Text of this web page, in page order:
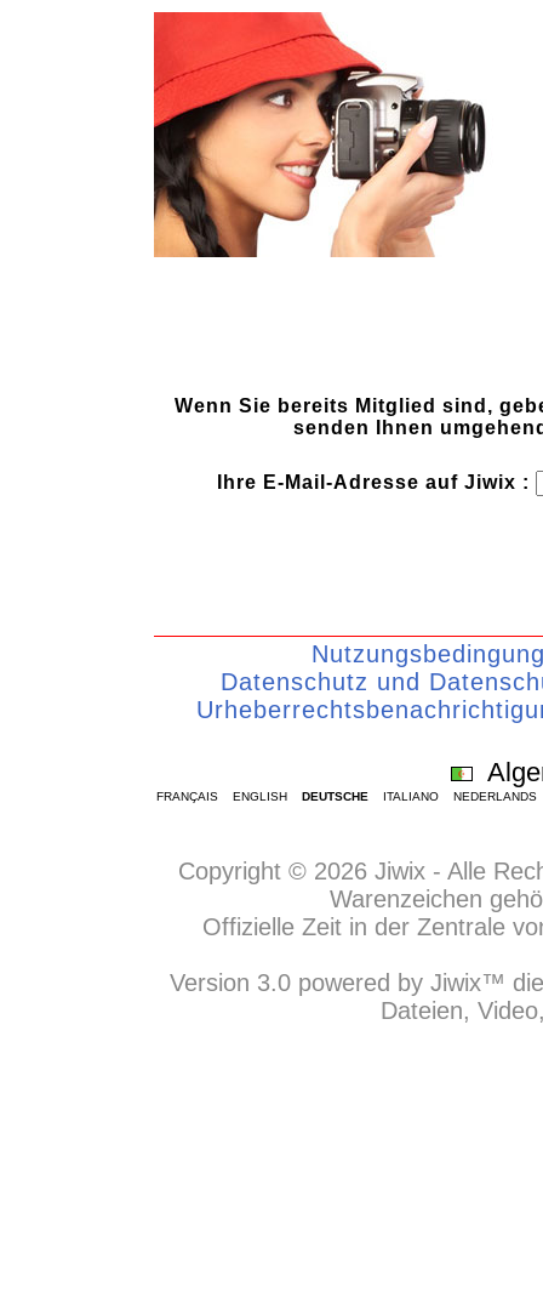
Wenn Sie bereits Mitglied sind,
senden Ihnen
Ihre E-Mail-Adresse auf Jiwix :
Datenschutz und
FRANÇAIS ENGLISH DEUTSCHE ITALIANO NEDERLANDS
Copyright © 2026 Jiwix - Alle
Warenzeichen
Offizielle Zeit in der Zentrale
Version 3.0 powered by Jiwix™
Dateien,